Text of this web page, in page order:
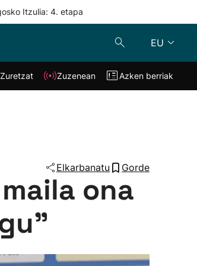
Itzulia: 4. etapa
EU
Klisk Zuzenean
Zuretzat Zuzenean Azken berriak
Elkarbanatu Gorde
ona